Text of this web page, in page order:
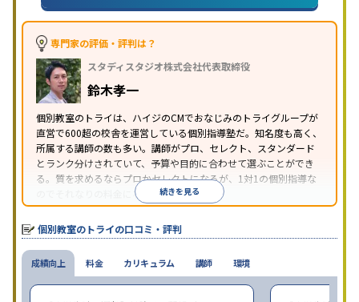
語・英会話特化対策その他科目別特化対策
特徴
中高一貫校生に対応
応
学習にPC・タブレットを利用
科目から受講可能季節講習のみの受講可
の子どもに対応
※2023年3月調査。
専門家の評価・評判は？
スタディスタジオ株式会社代表取締役
鈴木孝一
個別教室のトライは、ハイジのCMでおなじみのトライグループが
直営で600超の校舎を運営している個別指導塾だ。知名度も高く、
所属する講師の数も多い。講師がプロ、セレクト、スタンダード
とランク分けされていて、予算や目的に合わせて選ぶことができ
る。質を求めるならプロかセレクトになるが、1対1の個別指導な
のでそれなりの料金になる。続きを見る
個別教室のトライの口コミ・評判
成績向上 料金 カリキュラム 講師 環境